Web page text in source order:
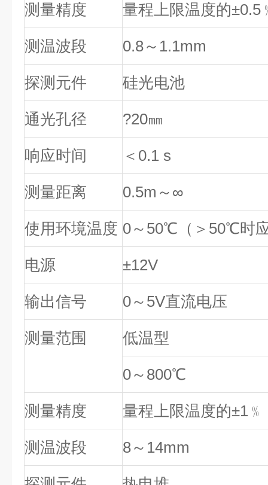
测量精度 量程上限温度的
测温波段 0.8～1.1mm
探测元件 硅光电池
通光孔径 ?20㎜
响应时间 ＜0.1 s
测量距离 0.5m～∞
使用环境温度 0～50℃（＞50℃时
电源 ±12V
输出信号 0～5V直流电压
测量范围 低温型
0～800℃
测量精度 量程上限温度的±1﹪
测温波段 8～14mm